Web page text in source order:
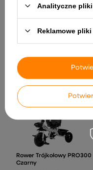
Koń Jednorożec Na
Malucha Biały Beżowy
229,49 zł
Rower Trójkołowy PRO300
Czarny
Analityczne
Reklamowe